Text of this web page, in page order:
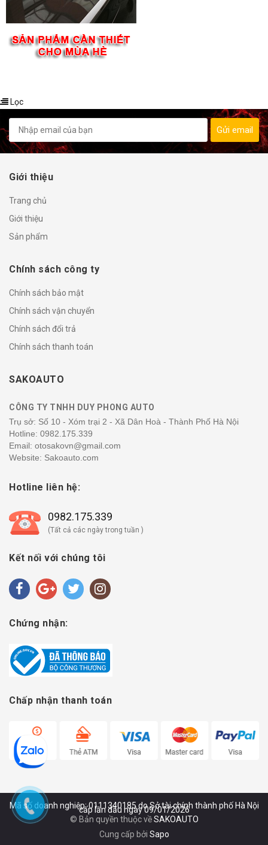
Lọc
Gửi email
Giới thiệu
Trang chủ
Giới thiệu
Sản phẩm
Chính sách công ty
Chính sách bảo mật
Chính sách vận chuyển
Chính sách đổi trả
Chính sách thanh toán
SAKOAUTO
CÔNG TY TNHH DUY PHONG AUTO
Trụ sở: Số 10 - Xóm trại 2 - Xã Dân Hoà - Thành Phố Hà Nội
Hotline: 0982.175.339
Email: otosakovn@gmail.com
Website: Sakoauto.com
Hotline liên hệ:
0982.175.339
(Tất cả các ngày trong tuần )
Kết nối với chúng tôi
Chứng nhận:
Chấp nhận thanh toán
Mã số doanh nghiệp: 0111340185 do Sở tài chính thành phố Hà Nội
cấp lần đầu ngày 09/01/2026
© Bản quyền thuộc vềSAKOAUTO
Cung cấp bởi Sapo